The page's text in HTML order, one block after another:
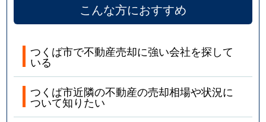
4,400万円
みどりの
みどりの南
6,600万円
みどりの
みどりの南
4,600万円
みどりの
みどりの南
21,000万円
みどりの
こんな方におすすめ
つくば市で不動産売却に強い会社を探して
いる
つくば市近隣の不動産の売却相場や状況に
ついて知りたい